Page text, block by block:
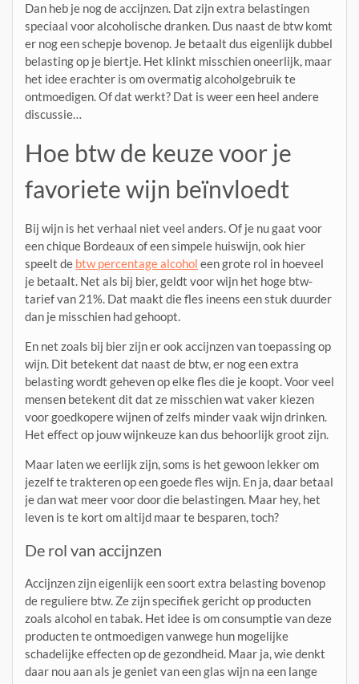
Dan heb je nog de accijnzen. Dat zijn extra belastingen
speciaal voor alcoholische dranken. Dus naast de btw komt
er nog een schepje bovenop. Je betaalt dus eigenlijk dubbel
belasting op je biertje. Het klinkt misschien oneerlijk, maar
het idee erachter is om overmatig alcoholgebruik te
ontmoedigen. Of dat werkt? Dat is weer een heel andere
discussie…
Hoe btw de keuze voor je
favoriete wijn beïnvloedt
Bij wijn is het verhaal niet veel anders. Of je nu gaat voor
een chique Bordeaux of een simpele huiswijn, ook hier
speelt de btw percentage alcohol een grote rol in hoeveel
je betaalt. Net als bij bier, geldt voor wijn het hoge btw-
tarief van 21%. Dat maakt die fles ineens een stuk duurder
dan je misschien had gehoopt.
En net zoals bij bier zijn er ook accijnzen van toepassing op
wijn. Dit betekent dat naast de btw, er nog een extra
belasting wordt geheven op elke fles die je koopt. Voor veel
mensen betekent dit dat ze misschien wat vaker kiezen
voor goedkopere wijnen of zelfs minder vaak wijn drinken.
Het effect op jouw wijnkeuze kan dus behoorlijk groot zijn.
Maar laten we eerlijk zijn, soms is het gewoon lekker om
jezelf te trakteren op een goede fles wijn. En ja, daar betaal
je dan wat meer voor door die belastingen. Maar hey, het
leven is te kort om altijd maar te besparen, toch?
De rol van accijnzen
Accijnzen zijn eigenlijk een soort extra belasting bovenop
de reguliere btw. Ze zijn specifiek gericht op producten
zoals alcohol en tabak. Het idee is om consumptie van deze
producten te ontmoedigen vanwege hun mogelijke
schadelijke effecten op de gezondheid. Maar ja, wie denkt
daar nou aan als je geniet van een glas wijn na een lange